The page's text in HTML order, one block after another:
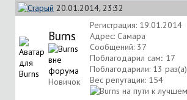
20.01.2014, 23:32
Burns
Новичок
Регистрация: 19.01.2014
Адрес: Самара
Сообщений: 37
Поблагодарил сам:: 17
Поблагодарили: 13 раз(а)
Вес репутации: 154